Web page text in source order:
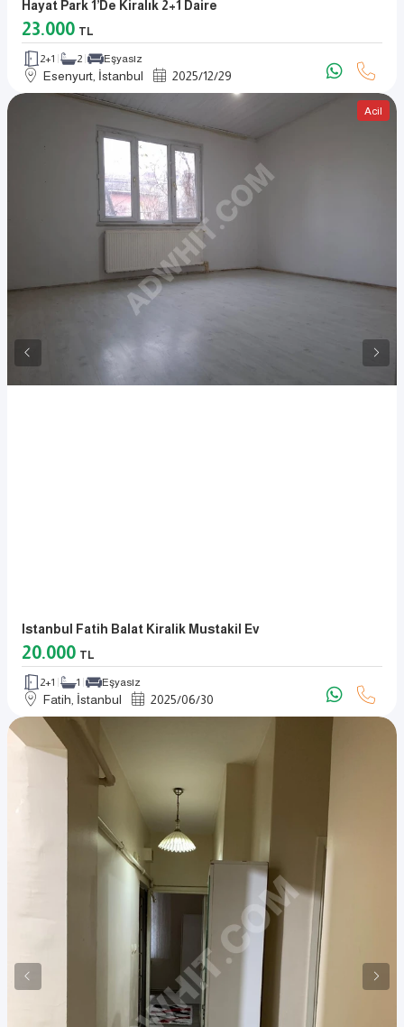
Hayat Park 1’de Kiralık 2+1 Daire
23.000 TL
2+1 2 Eşyasız
Esenyurt, İstanbul 2025/12/29
Acil
Istanbul Fatih Balat Kiralik Mustakil Ev
20.000 TL
2+1 1 Eşyasız
Fatih, İstanbul 2025/06/30